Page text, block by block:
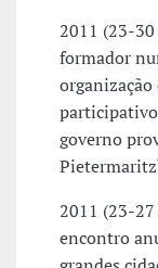
2011 (23-30
formador
governo
2011 (23-
encontro